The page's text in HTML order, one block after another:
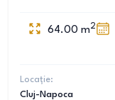
64.00 m2
Locație:
Cluj-Napoca